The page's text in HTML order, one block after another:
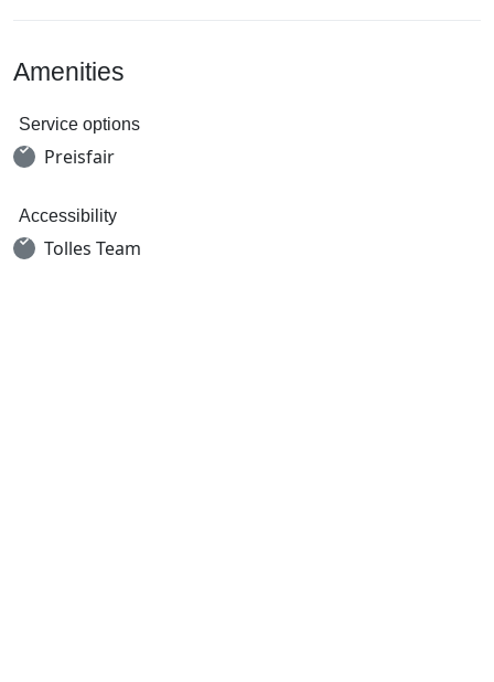
Amenities
Service options
Preisfair
Accessibility
Tolles Team